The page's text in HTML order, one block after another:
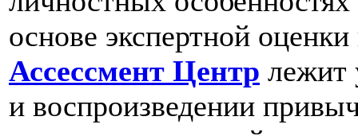
основе экспертной
Ассессмент Центр лежит
и воспроизведении